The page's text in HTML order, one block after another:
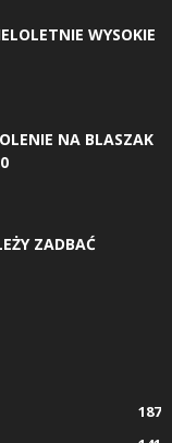
WYSOKIE
NA BLASZAK
ZADBAĆ
187